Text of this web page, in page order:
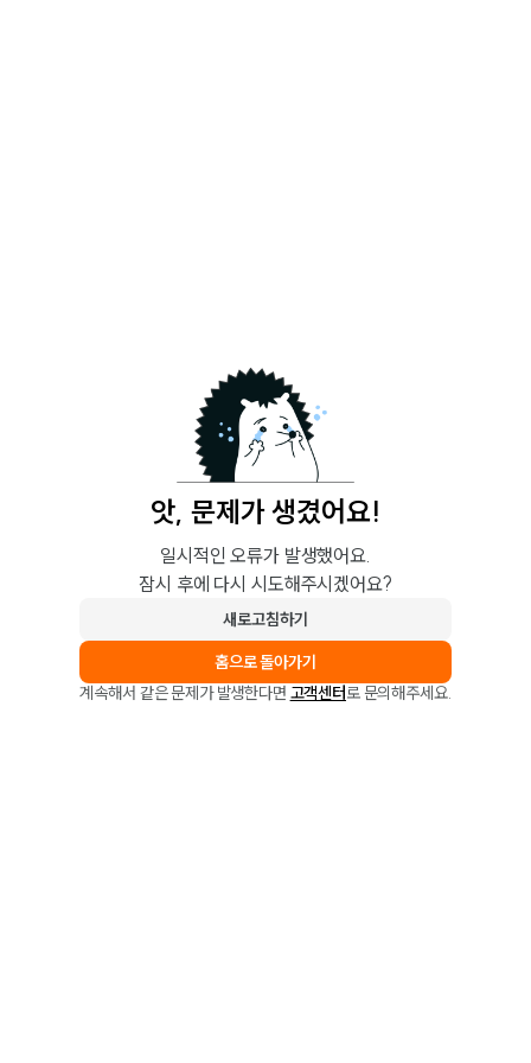
앗, 문제가 생겼어요!
일시적인 오류가 발생했어요.
잠시 후에 다시 시도해주시겠어요?
새로고침하기
홈으로 돌아가기
계속해서 같은 문제가 발생한다면 고객센터로 문의해주세요.